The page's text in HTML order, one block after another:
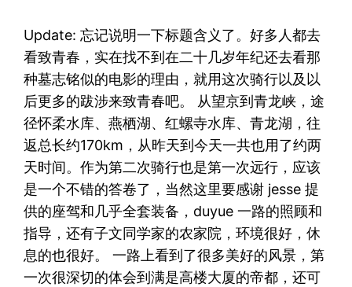
Update: 忘记说明一下标题含义了。好多人都去
看致青春，实在找不到在二十几岁年纪还去看那
种墓志铭似的电影的理由，就用这次骑行以及以
后更多的跋涉来致青春吧。 从望京到青龙峡，途
径怀柔水库、燕栖湖、红螺寺水库、青龙湖，往
返总长约170km，从昨天到今天一共也用了约两
天时间。作为第二次骑行也是第一次远行，应该
是一个不错的答卷了，当然这里要感谢 jesse 提
供的座驾和几乎全套装备，duyue 一路的照顾和
指导，还有子文同学家的农家院，环境很好，休
息的也很好。 一路上看到了很多美好的风景，第
一次很深切的体会到满是高楼大厦的帝都，还可